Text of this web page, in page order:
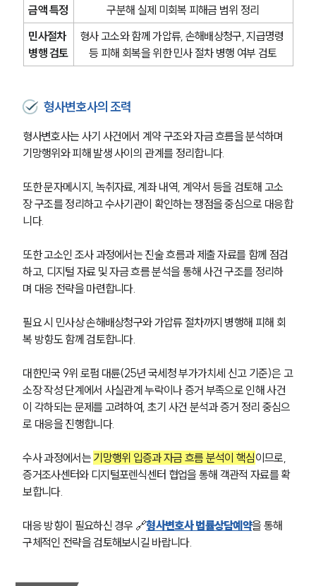
형사 주요 업무사례
사례분석/최신동향
형사 법률정보
법률지식인
형사소송·상담후기
업무분야
형사그룹 업무
전체
구성원 소개
소식/자료
공지사항
법률 블로그
법률서식
세미나
대륜법률상담예약
대륜법률상담예약
금액 특정
구분해 실제 미회복 피해금 범위 정리
민사절차
병행 검토
형사 고소와 함께 가압류, 손해배상청구, 지급명령
등 피해 회복을 위한 민사 절차 병행 여부 검토
형사변호사의 조력
형사변호사는 사기 사건에서 계약 구조와 자금 흐름을 분석하며
기망행위와 피해 발생 사이의 관계를 정리합니다.
또한 문자메시지, 녹취자료, 계좌 내역, 계약서 등을 검토해 고소
장 구조를 정리하고 수사기관이 확인하는 쟁점을 중심으로 대응합
니다.
또한 고소인 조사 과정에서는 진술 흐름과 제출 자료를 함께 점검
하고, 디지털 자료 및 자금 흐름 분석을 통해 사건 구조를 정리하
며 대응 전략을 마련합니다.
필요 시 민사상 손해배상청구와 가압류 절차까지 병행해 피해 회
복 방향도 함께 검토합니다.
대한민국 9위 로펌 대륜(25년 국세청 부가가치세 신고 기준)은 고
소장 작성 단계에서 사실관계 누락이나 증거 부족으로 인해 사건
이 각하되는 문제를 고려하여, 초기 사건 분석과 증거 정리 중심으
로 대응을 진행합니다.
수사 과정에서는 기망행위 입증과 자금 흐름 분석이 핵심이므로,
증거조사센터와 디지털포렌식센터 협업을 통해 객관적 자료를 확
보합니다.
대응 방향이 필요하신 경우 🔗형사변호사 법률상담예약을 통해
구체적인 전략을 검토해보시길 바랍니다.